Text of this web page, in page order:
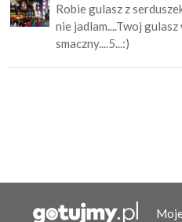
Robie gulasz z
nie jadlam....Twoj
smaczny....5...:)